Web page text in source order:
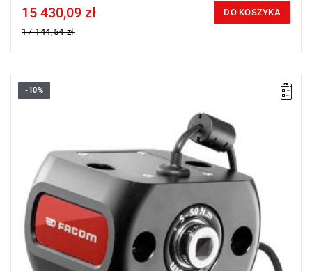
Price tax included
15 430,09 zł
17 144,54 zł
DO KOSZYKA
zakres od 5-50 Nm
może być stosowany samodzielnie lub z ławą do kalibracji
dostarczany w plastikowym pudełku z certyfikatem kalibracji
do kluczy z końcówką na rozmiar 3/8"
waga urządzenia 1 kg
-10%